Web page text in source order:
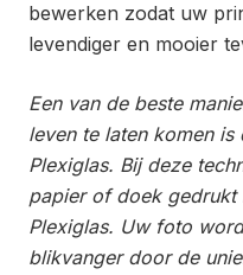
bewerken zodat uw
levendiger en mooier
Een van de beste
leven te laten komen
Plexiglas. Bij deze
papier of doek gedrukt
Plexiglas. Uw foto
blikvanger door de